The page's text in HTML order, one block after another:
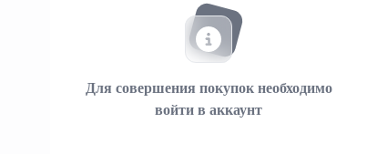
Для совершения покупок необходимо
войти в аккаунт